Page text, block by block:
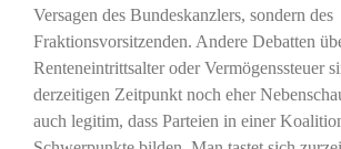
Versagen des Bundeskanzlers, sondern des
Fraktionsvorsitzenden. Andere Debatten
Renteneintrittsalter oder Vermögenssteuer
derzeitigen Zeitpunkt noch eher
auch legitim, dass Parteien in einer